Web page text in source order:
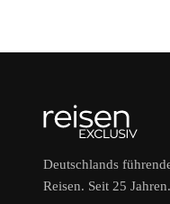
Deutschlands
Reisen. Seit 25 Jahren.